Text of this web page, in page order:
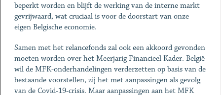
beperkt worden en blijft de werking van de interne markt
gevrijwaard, wat cruciaal is voor de doorstart van onze
eigen Belgische economie.
Samen met het relancefonds zal ook een akkoord gevonden
moeten worden over het Meerjarig Financieel Kader. België
wil de MFK-onderhandelingen verderzetten op basis van de
bestaande voorstellen, zij het met aanpassingen als gevolg
van de Covid-19-crisis. Maar aanpassingen aan het MFK